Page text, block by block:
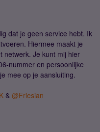
dat je geen service hebt. Ik
Hiermee maakt je
netwerk. Je kunt mij hier
nummer en persoonlijke
mee op je aansluiting.
& @Friesian